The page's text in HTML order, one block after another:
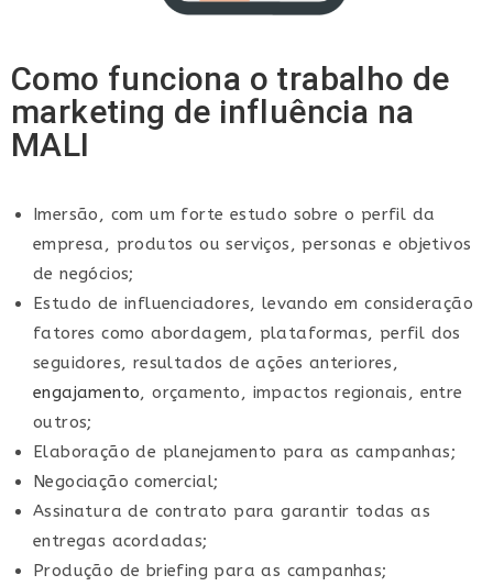
Como funciona o trabalho de
marketing de influência na
MALI
Imersão, com um forte estudo sobre o perfil da
empresa, produtos ou serviços, personas e objetivos
de negócios;
Estudo de influenciadores, levando em consideração
fatores como abordagem, plataformas, perfil dos
seguidores, resultados de ações anteriores,
engajamento, orçamento, impactos regionais, entre
outros;
Elaboração de planejamento para as campanhas;
Negociação comercial;
Assinatura de contrato para garantir todas as
entregas acordadas;
Produção de briefing para as campanhas;